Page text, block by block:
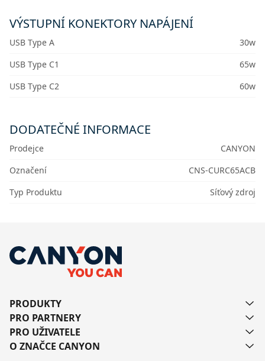
VÝSTUPNÍ KONEKTORY NAPÁJENÍ
USB Type A
30w
USB Type C1
65w
USB Type C2
60w
DODATEČNÉ INFORMACE
Prodejce
CANYON
Označení
CNS-CURC65ACB
Typ Produktu
Síťový zdroj
PRODUKTY
PRO PARTNERY
PRO UŽIVATELE
O ZNAČCE CANYON